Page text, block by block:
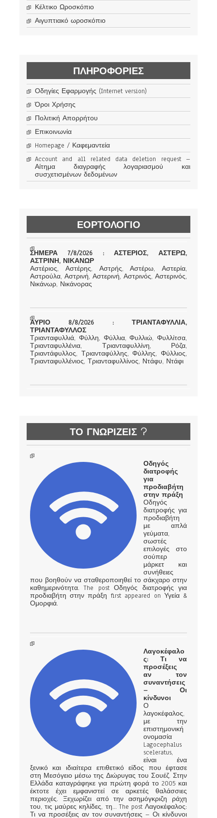
Κέλτικο Ωροσκόπιο
Αιγυπτιακό ωροσκόπιο
ΠΛΗΡΟΦΟΡΊΕΣ
Οδηγίες Εφαρμογής (Internet version)
Όροι Χρήσης
Πολιτική Απορρήτου
Επικοινωνία
Homepage / Καφεμαντεία
Account and all related data deletion request –
Αίτημα διαγραφής λογαριασμού και
συσχετισμένων δεδομένων
ΕΟΡΤΟΛΟΓΙΟ
ΣΗΜΕΡΑ 7/8/2026 : ΑΣΤΕΡΙΟΣ, ΑΣΤΕΡΩ,
ΑΣΤΡΙΝΗ, ΝΙΚΑΝΩΡ
Αστέριος, Αστέρης, Αστρής, Αστέρω, Αστερία,
Αστρούλα, Αστρινή, Αστερινή, Αστρινός, Αστερινός,
Νικάνωρ, Νικάνορας
ΑΥΡΙΟ 8/8/2026 : ΤΡΙΑΝΤΑΦΥΛΛΙΑ,
ΤΡΙΑΝΤΑΦΥΛΛΟΣ
Τριανταφυλλιά, Φύλλη, Φύλλια, Φυλλιώ, Φυλλίτσα,
Τριανταφυλλένια, Τριανταφυλλίνη, Ρόζα,
Τριαντάφυλλος, Τριανταφύλλης, Φύλλης, Φύλλιος,
Τριανταφυλλένιος, Τριανταφυλλίνος, Ντάφυ, Ντάφι
ΤΟ ΓΝΩΡΙΖΕΙΣ ?
Οδηγός
διατροφής
για
προδιαβήτη
στην πράξη
Οδηγός
διατροφής για
προδιαβήτη
με απλά
γεύματα,
σωστές
επιλογές στο
σούπερ
μάρκετ και
συνήθειες
που βοηθούν να σταθεροποιηθεί το σάκχαρο στην
καθημερινότητα. The post Οδηγός διατροφής για
προδιαβήτη στην πράξη first appeared on Υγεία &
Ομορφιά.
Λαγοκέφαλο
ς: Τι να
προσέξεις
αν τον
συναντήσεις
– Οι
κίνδυνοι
Ο
λαγοκέφαλος,
με την
επιστημονική
ονομασία
Lagocephalus
sceleratus,
είναι ένα
ξενικό και ιδιαίτερα επιθετικό είδος που έφτασε
στη Μεσόγειο μέσω της Διώρυγας του Σουέζ. Στην
Ελλάδα καταγράφηκε για πρώτη φορά το 2005 και
έκτοτε έχει εμφανιστεί σε αρκετές θαλάσσιες
περιοχές. Ξεχωρίζει από την ασημόγκριζη ράχη
του, τις μαύρες κηλίδες, τη... The post Λαγοκέφαλος:
Τι να προσέξεις αν τον συναντήσεις – Οι κίνδυνοι